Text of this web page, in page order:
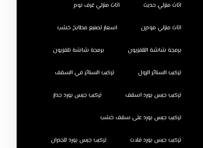
اثاث منزلي حديث اثاث منزلي غرف نوم
اثاث منزلي مودرن اسعار تصنيع مطابخ خشب
برمجة شاشة التلفزيون برمجة شاشة تلفزيون
تركيب الستائر الرول تركيب الستائر في السقف
تركيب جبس بورد اسقف تركيب جبس بورد جدار
تركيب جبس بورد على سقف خشب
تركيب جبس بورد فلات تركيب جبس بورد للجدران